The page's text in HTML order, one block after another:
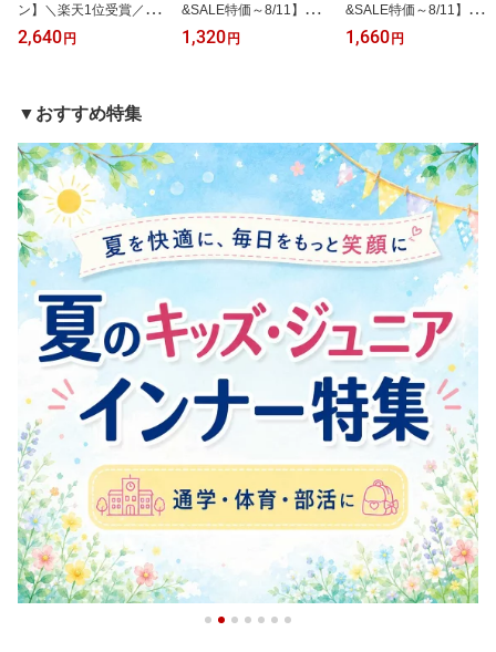
ン】＼楽天1位受賞／ス
ポーツブラ レディース
メッシュ スポブラ ブラ
さ対策 ノンワイヤー ヨ
ガ ピラティス ジム 部活
学校 ジュニアブラ ムレ
にくい S M L LL 3L アツ
ギ N97801
2,640円
&SALE特価～8/11】冷感
UVアームカバー レディ
ース UVカット率99％以
き 紫外線防止 ベージュ
ブラック ホワイト グレ
ー アツギ SPA1650
1,320円
&SALE特価～8/11】＼楽
天1位受賞／ガードル ガ
ードルショーツ 骨盤ガー
下腹 補正 お尻 お腹押さ
え インナー 下着 骨盤ベ
ルト 産後 涼しい アツギ
N88000
1,660円
▼おすすめ特集